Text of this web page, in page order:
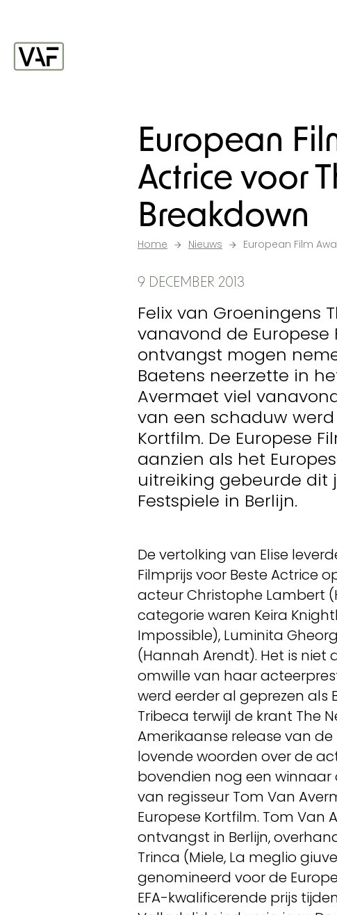
European
Actrice voor
Breakdown
Home Nieuws European Film
9 DECEMBER 2013
Felix van Groeningens
vanavond de Europese
ontvangst mogen
Baetens neerzette in
Avermaet viel
van een schaduw
Kortfilm. De Europese
aanzien als het
uitreiking gebeurde dit
Festspiele in Berlijn.
De vertolking van Elise
Filmprijs voor Beste Actrice
acteur Christophe Lambert
categorie waren Keira
Impossible), Luminita
(Hannah Arendt). Het is
omwille van haar
werd eerder al geprezen als
Tribeca terwijl de krant The
Amerikaanse release van
lovende woorden over de
bovendien nog een
van regisseur Tom Van
Europese Kortfilm. Tom
ontvangst in Berlijn,
Trinca (Miele, La meglio
genomineerd voor de
EFA-kwalificerende prijs